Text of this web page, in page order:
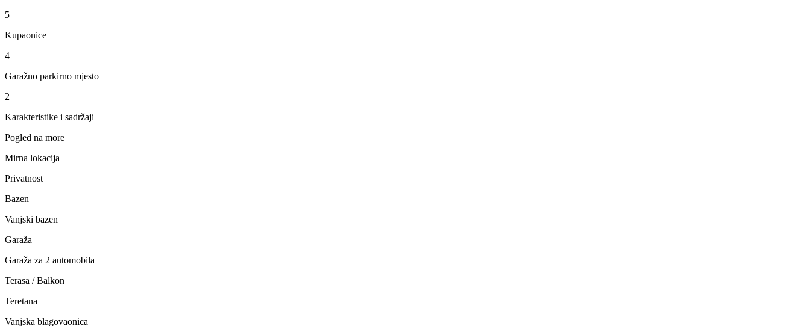
5
Kupaonice
4
Garažno parkirno mjesto
2
Karakteristike i sadržaji
Pogled na more
Mirna lokacija
Privatnost
Bazen
Vanjski bazen
Garaža
Garaža za 2 automobila
Terasa / Balkon
Teretana
Vanjska blagovaonica